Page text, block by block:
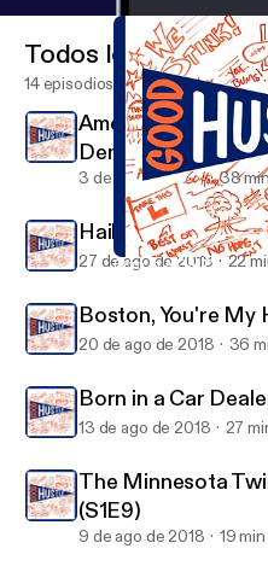
Born in a Car
Todos los episodios
14 episodios
American
Dempsey (S1E13)
3 de sep de 2018 38 min
Hail to the Victors
27 de ago de 2018 22
Boston, You're My
20 de ago de 2018 36
Born in a Car
13 de ago de 2018 27
The Minnesota
(S1E9)
9 de ago de 2018 19 min